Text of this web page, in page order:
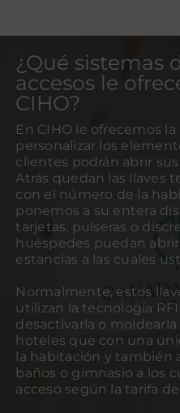
¿Qué sistemas
accesos le
CIHO?
En CIHO le ofrecemos
personalizar los
clientes podrán abrir
Atrás quedan las llaves
con el número de la
ponemos a su entera
tarjetas, pulseras o
huéspedes puedan
estancias a las cuales
Normalmente, estos
utilizan la tecnología
desactivarla o
hoteles que con una
la habitación y también
baños o gimnasio a los
acceso según la tarifa